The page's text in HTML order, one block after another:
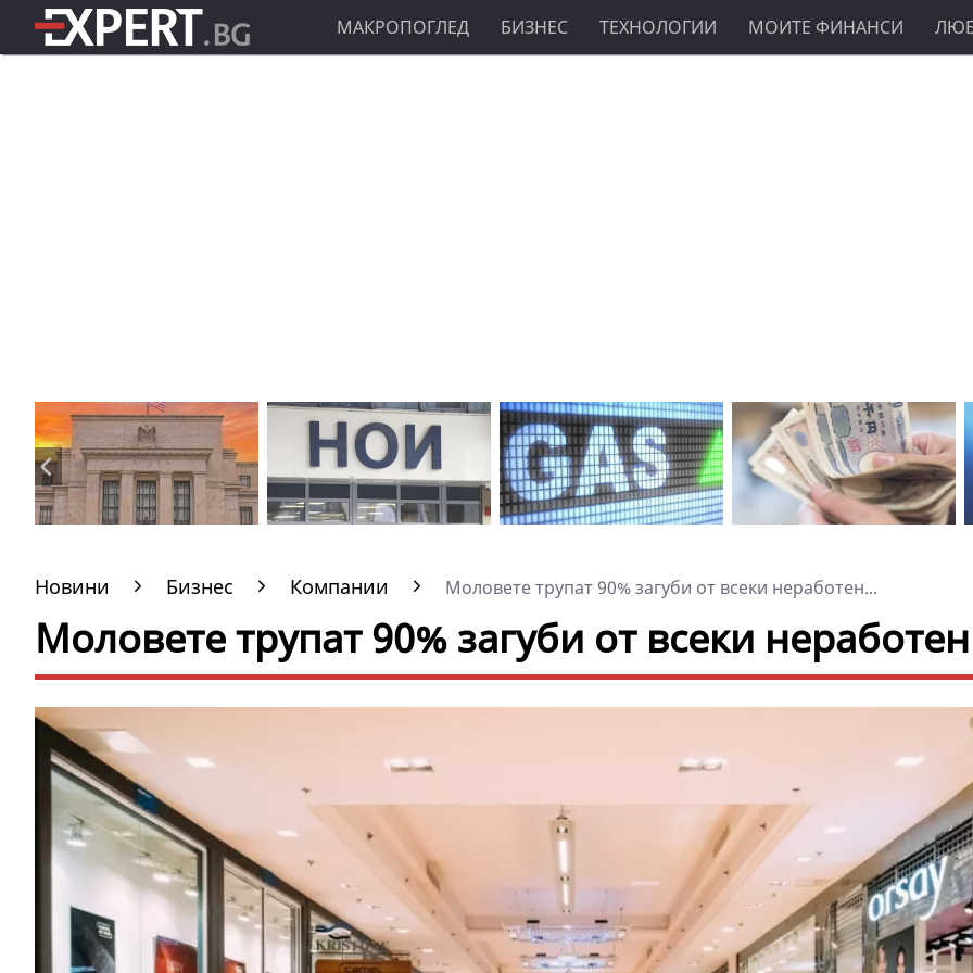
МАКРОПОГЛЕД БИЗНЕС ТЕХНОЛОГИИ МОИТЕ ФИНАНСИ
Новини Бизнес Компании Моловете трупат 90% загуби от всеки неработен...
Моловете трупат 90% загуби от всеки